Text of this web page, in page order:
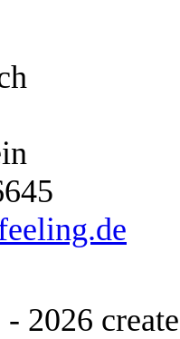
2026